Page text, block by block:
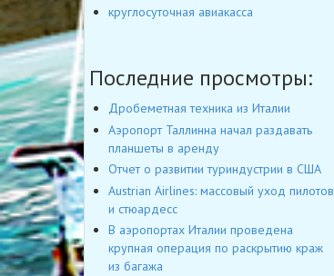
круглосуточная авиакасса
Последние просмотры:
Дробеметная техника из Италии
Аэропорт Таллинна начал раздавать
планшеты в аренду
Отчет о развитии туриндустрии в США
Austrian Airlines: массовый уход пилотов
и стюардесс
В аэропортах Италии проведена
крупная операция по раскрытию краж
из багажа